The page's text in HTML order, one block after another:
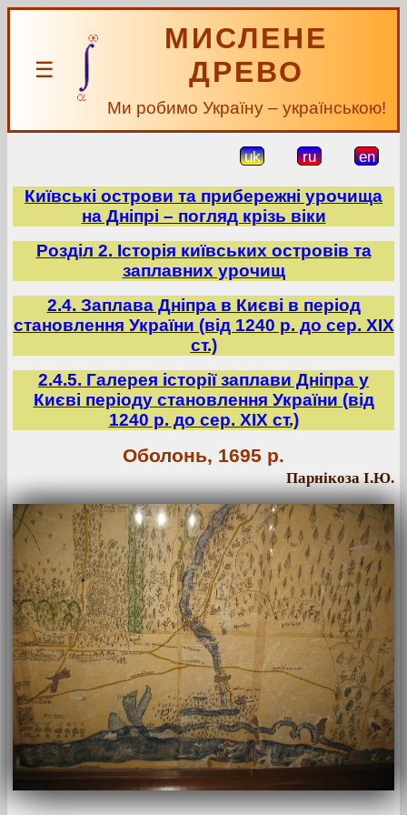
☰
МИСЛЕНЕ
ДРЕВО
Ми робимо Україну – українською!
uk ru en
Київські острови та прибережні урочища
на Дніпрі – погляд крізь віки
Розділ 2. Історія київських островів та
заплавних урочищ
2.4. Заплава Дніпра в Києві в період
становлення України (від 1240 р. до сер. ХІХ
ст.)
2.4.5. Галерея історії заплави Дніпра у
Києві періоду становлення України (від
1240 р. до сер. ХІХ ст.)
Оболонь, 1695 р.
Парнікоза І.Ю.